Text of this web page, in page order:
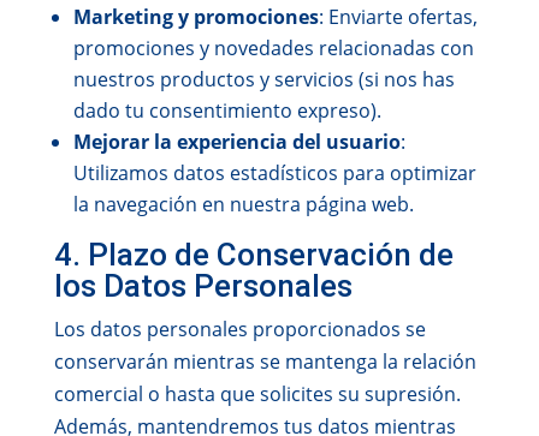
Marketing y promociones: Enviarte ofertas,
promociones y novedades relacionadas con
nuestros productos y servicios (si nos has
dado tu consentimiento expreso).
Mejorar la experiencia del usuario:
Utilizamos datos estadísticos para optimizar
la navegación en nuestra página web.
4. Plazo de Conservación de
los Datos Personales
Los datos personales proporcionados se
conservarán mientras se mantenga la relación
comercial o hasta que solicites su supresión.
Además, mantendremos tus datos mientras